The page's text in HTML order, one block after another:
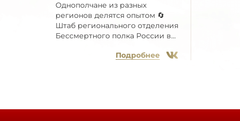
Однополчане из разных
регионов делятся опытом 🔄
Штаб регионального отделения
Бессмертного полка России в...
Подробнее